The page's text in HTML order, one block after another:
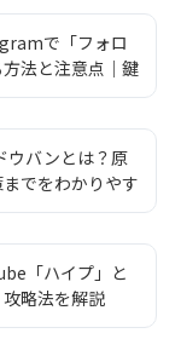
で「フォロ
法と注意点｜鍵
ウバンとは？原
でをわかりやす
「ハイプ」と
略法を解説